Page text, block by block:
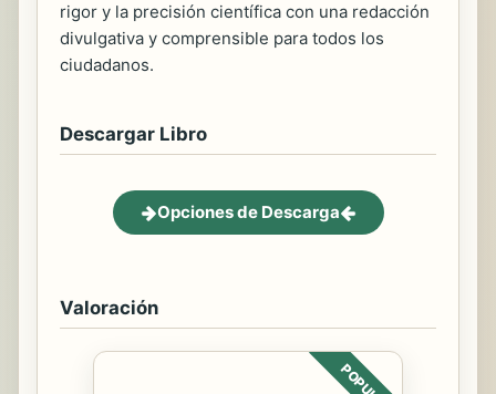
rigor y la precisión científica con una redacción
divulgativa y comprensible para todos los
ciudadanos.
Descargar Libro
Opciones de Descarga
Valoración